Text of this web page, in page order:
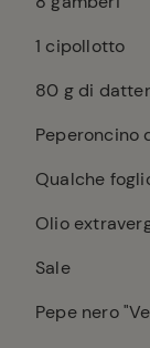
1 cipollotto
80 g di
Peperoncino
Qualche
Olio
Sale
Pepe nero